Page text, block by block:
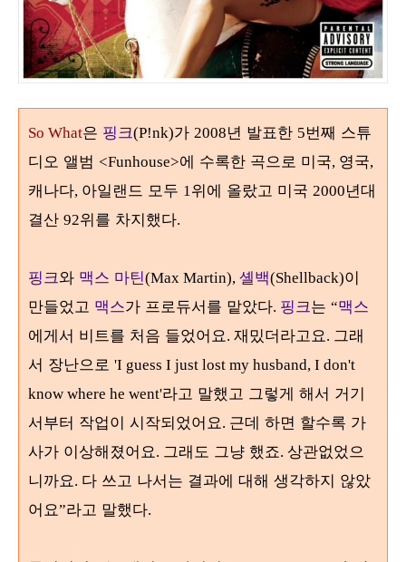
So What은 핑크(P!nk)가 2008년 발표한 5번째 스튜
디오 앨범 <Funhouse>에 수록한 곡으로 미국, 영국,
캐나다, 아일랜드 모두 1위에 올랐고 미국 2000년대
결산 92위를 차지했다.
핑크와 맥스 마틴(Max Martin), 셸백(Shellback)이
만들었고 맥스가 프로듀서를 맡았다. 핑크는 “맥스
에게서 비트를 처음 들었어요. 재밌더라고요. 그래
서 장난으로 'I guess I just lost my husband, I don't
know where he went'라고 말했고 그렇게 해서 거기
서부터 작업이 시작되었어요. 근데 하면 할수록 가
사가 이상해졌어요. 그래도 그냥 했죠. 상관없었으
니까요. 다 쓰고 나서는 결과에 대해 생각하지 않았
어요”라고 말했다.